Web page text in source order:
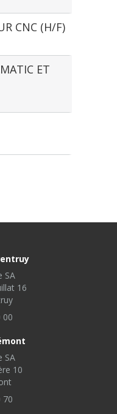
CNC (H/F)
ET
SA
16
00
SA
10
70